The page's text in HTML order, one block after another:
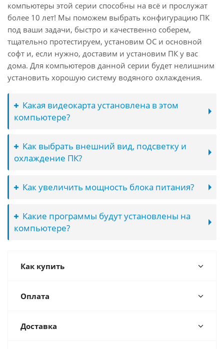
компьютеры этой серии способны на всё и прослужат
более 10 лет! Мы поможем выбрать конфигурацию ПК
под ваши задачи, быстро и качественно соберем,
тщательно протестируем, установим ОС и основной
софт и, если нужно, доставим и установим ПК у вас
дома. Для компьютеров данной серии будет нелишним
установить хорошую систему водяного охлаждения.
Какая видеокарта установлена в этом
компьютере?
Как выбрать внешний вид, подсветку и
охлаждение ПК?
Как увеличить мощность блока питания?
Какие программы будут установлены на
компьютере?
Как купить
Оплата
Доставка